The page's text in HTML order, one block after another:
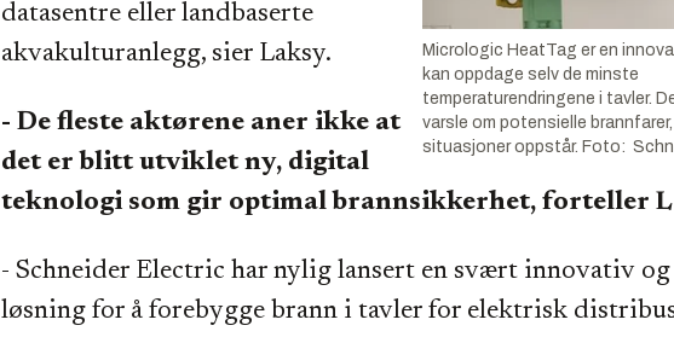
Micrologic HeatTag er en
kan oppdage selv de minste
temperaturendringene i tavler.
varsle om potensielle
situasjoner oppstår. Foto:
datasentre eller landbaserte
akvakulturanlegg, sier Laksy.
- De fleste aktørene aner ikke at
det er blitt utviklet ny, digital
teknologi som gir optimal brannsikkerhet, forteller
- Schneider Electric har nylig lansert en svært innovativ
løsning for å forebygge brann i tavler for elektrisk